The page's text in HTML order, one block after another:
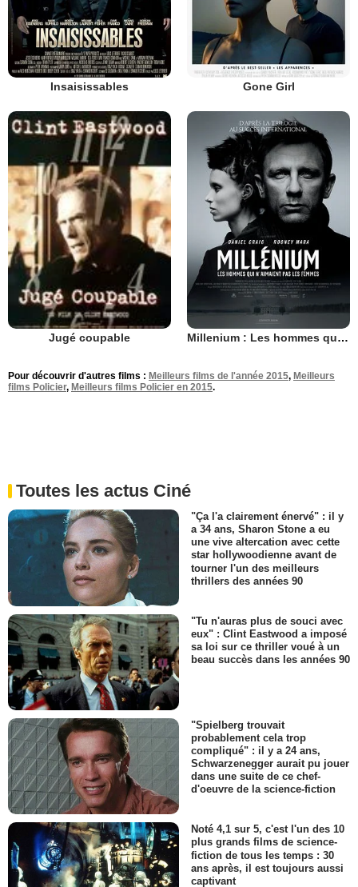
Insaisissables Gone Girl
Jugé coupable Millenium : Les hommes qui n’aimaient pas les femmes
Pour découvrir d'autres films : Meilleurs films de l'année 2015, Meilleurs
films Policier, Meilleurs films Policier en 2015.
Toutes les actus Ciné
"Ça l'a clairement énervé" : il y
a 34 ans, Sharon Stone a eu
une vive altercation avec cette
star hollywoodienne avant de
tourner l'un des meilleurs
thrillers des années 90
"Tu n'auras plus de souci avec
eux" : Clint Eastwood a imposé
sa loi sur ce thriller voué à un
beau succès dans les années 90
"Spielberg trouvait
probablement cela trop
compliqué" : il y a 24 ans,
Schwarzenegger aurait pu jouer
dans une suite de ce chef-
d'oeuvre de la science-fiction
Noté 4,1 sur 5, c'est l'un des 10
plus grands films de science-
fiction de tous les temps : 30
ans après, il est toujours aussi
captivant